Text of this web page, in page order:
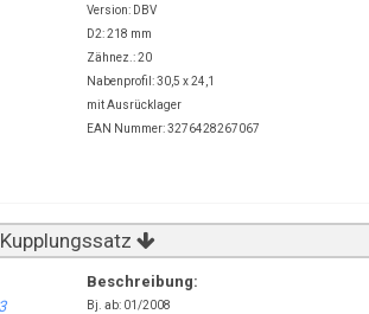
Version: DBV
D2: 218 mm
Zähnez.: 20
Nabenprofil: 30,5 x 24,1
mit Ausrücklager
EAN Nummer: 3276428267067
Kupplungssatz
Beschreibung:
Bj. ab: 01/2008